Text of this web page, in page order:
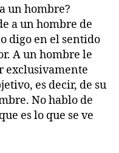
un hombre?
a un hombre de
digo en el sentido
A un hombre le
exclusivamente
es decir, de su
No hablo de
es lo que se ve